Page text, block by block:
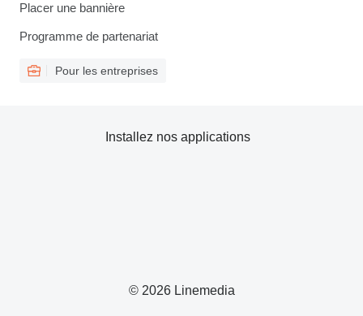
Placer une bannière
Programme de partenariat
Pour les entreprises
© 2026 Linemedia
Installez nos applications